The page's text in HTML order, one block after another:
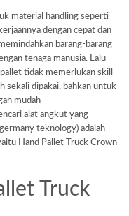
material handling seperti
dengan cepat dan
barang-barang
tenaga manusia. Lalu
tidak memerlukan skill
sekali dipakai, bahkan untuk
mudah
alat angkut yang
teknology) adalah
Hand Pallet Truck Crown
Truck